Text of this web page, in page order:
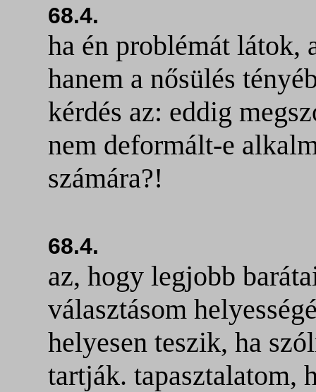
68.4.
ha én problémát látok,
hanem a nősülés
kérdés az: eddig
nem deformált-e
számára?!
68.4.
az, hogy legjobb
választásom
helyesen teszik, ha
tartják. tapasztalatom,